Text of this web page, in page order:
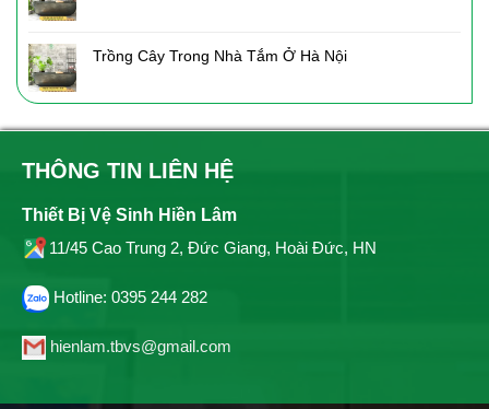
Trồng Cây Trong Nhà Tắm Ở Hà Nội
THÔNG TIN LIÊN HỆ
Thiết Bị Vệ Sinh Hiền Lâm
11/45 Cao Trung 2, Đức Giang, Hoài Đức, HN
Hotline: 0395 244 282
hienlam.tbvs@gmail.com